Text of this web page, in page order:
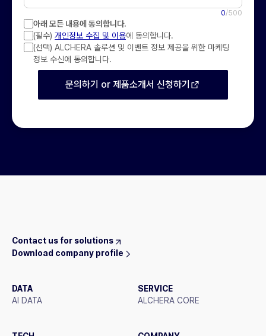
0/500
아래 모든 내용에 동의합니다.
(필수) 개인정보 수집 및 이용에 동의합니다.
(선택) ALCHERA 솔루션 및 이벤트 정보 제공을 위한 마케팅
정보 수신에 동의합니다.
문의하기 or 제품소개서 신청하기
Contact us for solutions
Download company profile
DATA
AI DATA
SERVICE
ALCHERA CORE